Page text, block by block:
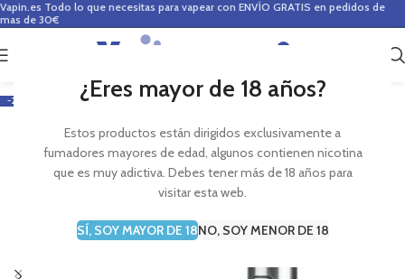
¿Eres mayor de 18 años?
Estos productos están dirigidos exclusivamente a
fumadores mayores de edad, algunos contienen nicotina
que es muy adictiva. Debes tener más de 18 años para
visitar esta web.
SÍ, SOY MAYOR DE 18NO, SOY MENOR DE 18
Vapin.es Todo lo que necesitas para vapear con ENVÍO GRATIS en pedidos de
mas de 30€
0
-29%